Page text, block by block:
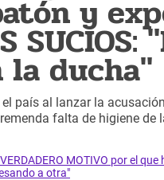
y
SUCIOS:
ducha"
país al lanzar la
falta de higiene de
MOTIVO por el que
a otra"